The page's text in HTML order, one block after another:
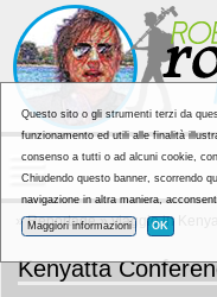
»Reportage »viaggio in Kenya
Kenyatta
Questo sito o gli strumenti terzi da
funzionamento ed utili alle finalità
consenso a tutti o ad alcuni cookie,
Chiudendo questo banner, scorrendo
navigazione in altra maniera,
Maggiori informazioni OK